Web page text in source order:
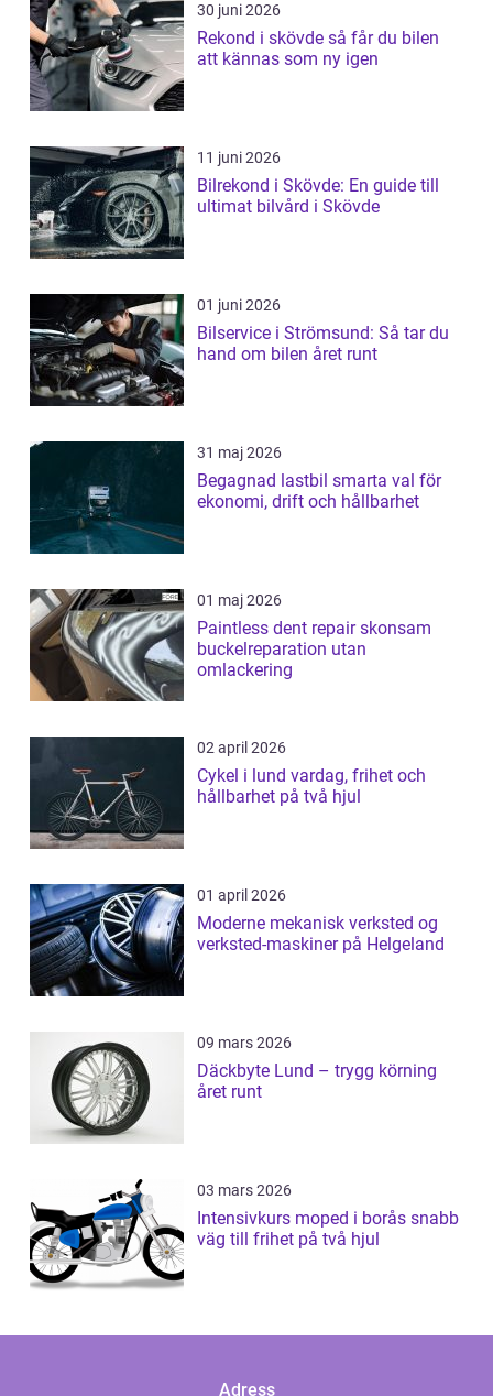
30 juni 2026
Rekond i skövde så får du bilen
att kännas som ny igen
11 juni 2026
Bilrekond i Skövde: En guide till
ultimat bilvård i Skövde
01 juni 2026
Bilservice i Strömsund: Så tar du
hand om bilen året runt
31 maj 2026
Begagnad lastbil smarta val för
ekonomi, drift och hållbarhet
01 maj 2026
Paintless dent repair skonsam
buckelreparation utan
omlackering
02 april 2026
Cykel i lund vardag, frihet och
hållbarhet på två hjul
01 april 2026
Moderne mekanisk verksted og
verksted-maskiner på Helgeland
09 mars 2026
Däckbyte Lund – trygg körning
året runt
03 mars 2026
Intensivkurs moped i borås snabb
väg till frihet på två hjul
Adress